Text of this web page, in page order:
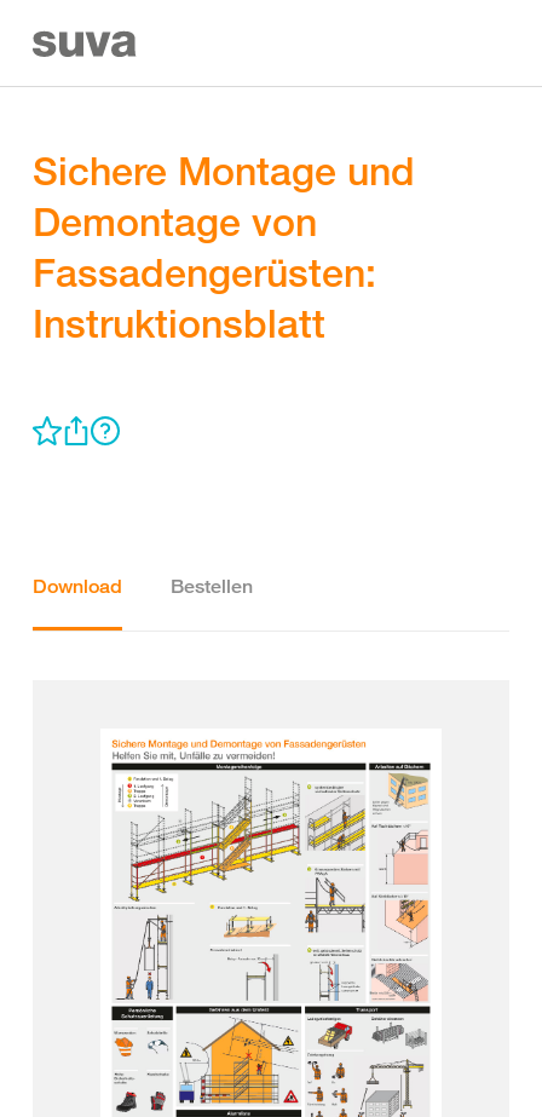
Sichere Montage und
Demontage von
Fassadengerüsten:
Instruktionsblatt
Download Bestellen